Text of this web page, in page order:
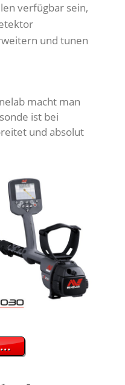
verfügbar sein,
und tunen
macht man
ist bei
und absolut